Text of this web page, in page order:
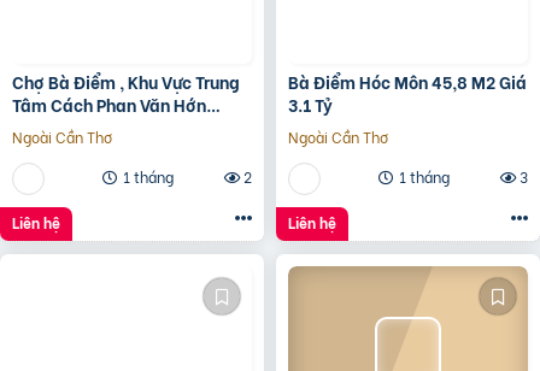
Chợ Bà Điểm , Khu Vực Trung
Tâm Cách Phan Văn Hớn
100m
Ngoài Cần Thơ
1 tháng
2
Liên hệ
Bà Điểm Hóc Môn 45,8 M2 Giá
3.1 Tỷ
Ngoài Cần Thơ
1 tháng
3
Liên hệ